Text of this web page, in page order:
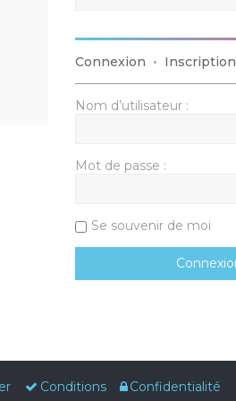
Connexion • Inscription
Nom d’utilisateur :
Mot de passe :
Se souvenir de moi
Confidentialité
Conditions